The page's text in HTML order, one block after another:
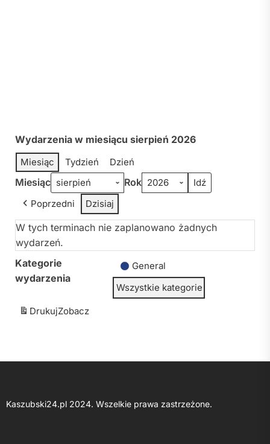
Wydarzenia w miesiącu sierpień 2026
Miesiąc Tydzień Dzień
Miesiąc Rok
Poprzedni Dzisiaj
W tych terminach nie zaplanowano żadnych
wydarzeń.
Kategorie
wydarzenia
General
Wszystkie kategorie
DrukujZobacz
Kaszubski24.pl 2024. Wszelkie prawa zastrzeżone.